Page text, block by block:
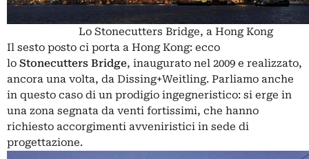
Lo Stonecutters Bridge, a Hong Kong
Il sesto posto ci porta a Hong Kong: ecco
lo Stonecutters Bridge, inaugurato nel 2009 e realizzato,
ancora una volta, da Dissing+Weitling. Parliamo anche
in questo caso di un prodigio ingegneristico: si erge in
una zona segnata da venti fortissimi, che hanno
richiesto accorgimenti avveniristici in sede di
progettazione.